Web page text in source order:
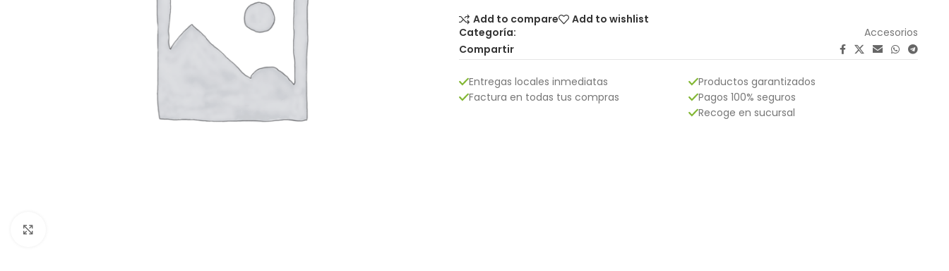
Add to compare
Add to wishlist
Categoría:
Accesorios
Compartir
Entregas locales inmediatas
Factura en todas tus compras
Productos garantizados
Pagos 100% seguros
Recoge en sucursal